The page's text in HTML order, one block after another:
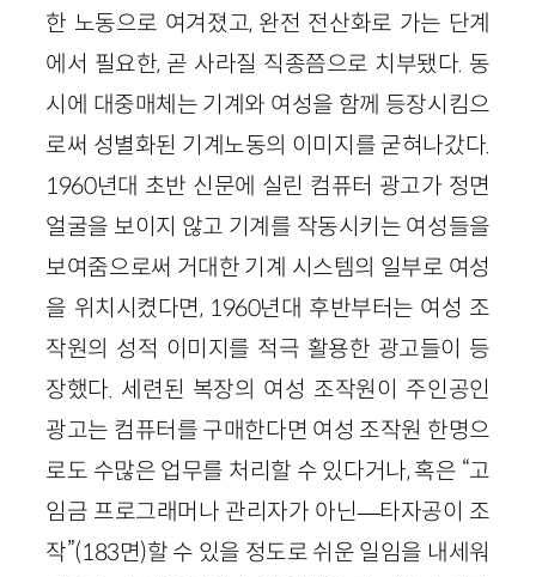
한 노동으로 여겨졌고, 완전 전산화로 가는 단계
에서 필요한, 곧 사라질 직종쯤으로 치부됐다. 동
시에 대중매체는 기계와 여성을 함께 등장시킴으
로써 성별화된 기계노동의 이미지를 굳혀나갔다.
1960년대 초반 신문에 실린 컴퓨터 광고가 정면
얼굴을 보이지 않고 기계를 작동시키는 여성들을
보여줌으로써 거대한 기계 시스템의 일부로 여성
을 위치시켰다면, 1960년대 후반부터는 여성 조
작원의 성적 이미지를 적극 활용한 광고들이 등
장했다. 세련된 복장의 여성 조작원이 주인공인
광고는 컴퓨터를 구매한다면 여성 조작원 한명으
로도 수많은 업무를 처리할 수 있다거나, 혹은 “고
임금 프로그래머나 관리자가 아닌—타자공이 조
작”(183면)할 수 있을 정도로 쉬운 일임을 내세워